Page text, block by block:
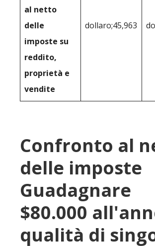
al netto
delle
imposte su
reddito,
proprietà e
vendite
dollaro;45,963
Confronto al
delle imposte
Guadagnare
$80.000
qualità di